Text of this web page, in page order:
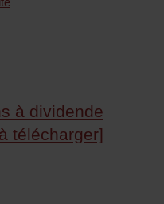
à dividende
télécharger]